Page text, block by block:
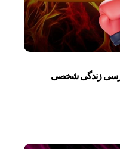
زندگی شخصی